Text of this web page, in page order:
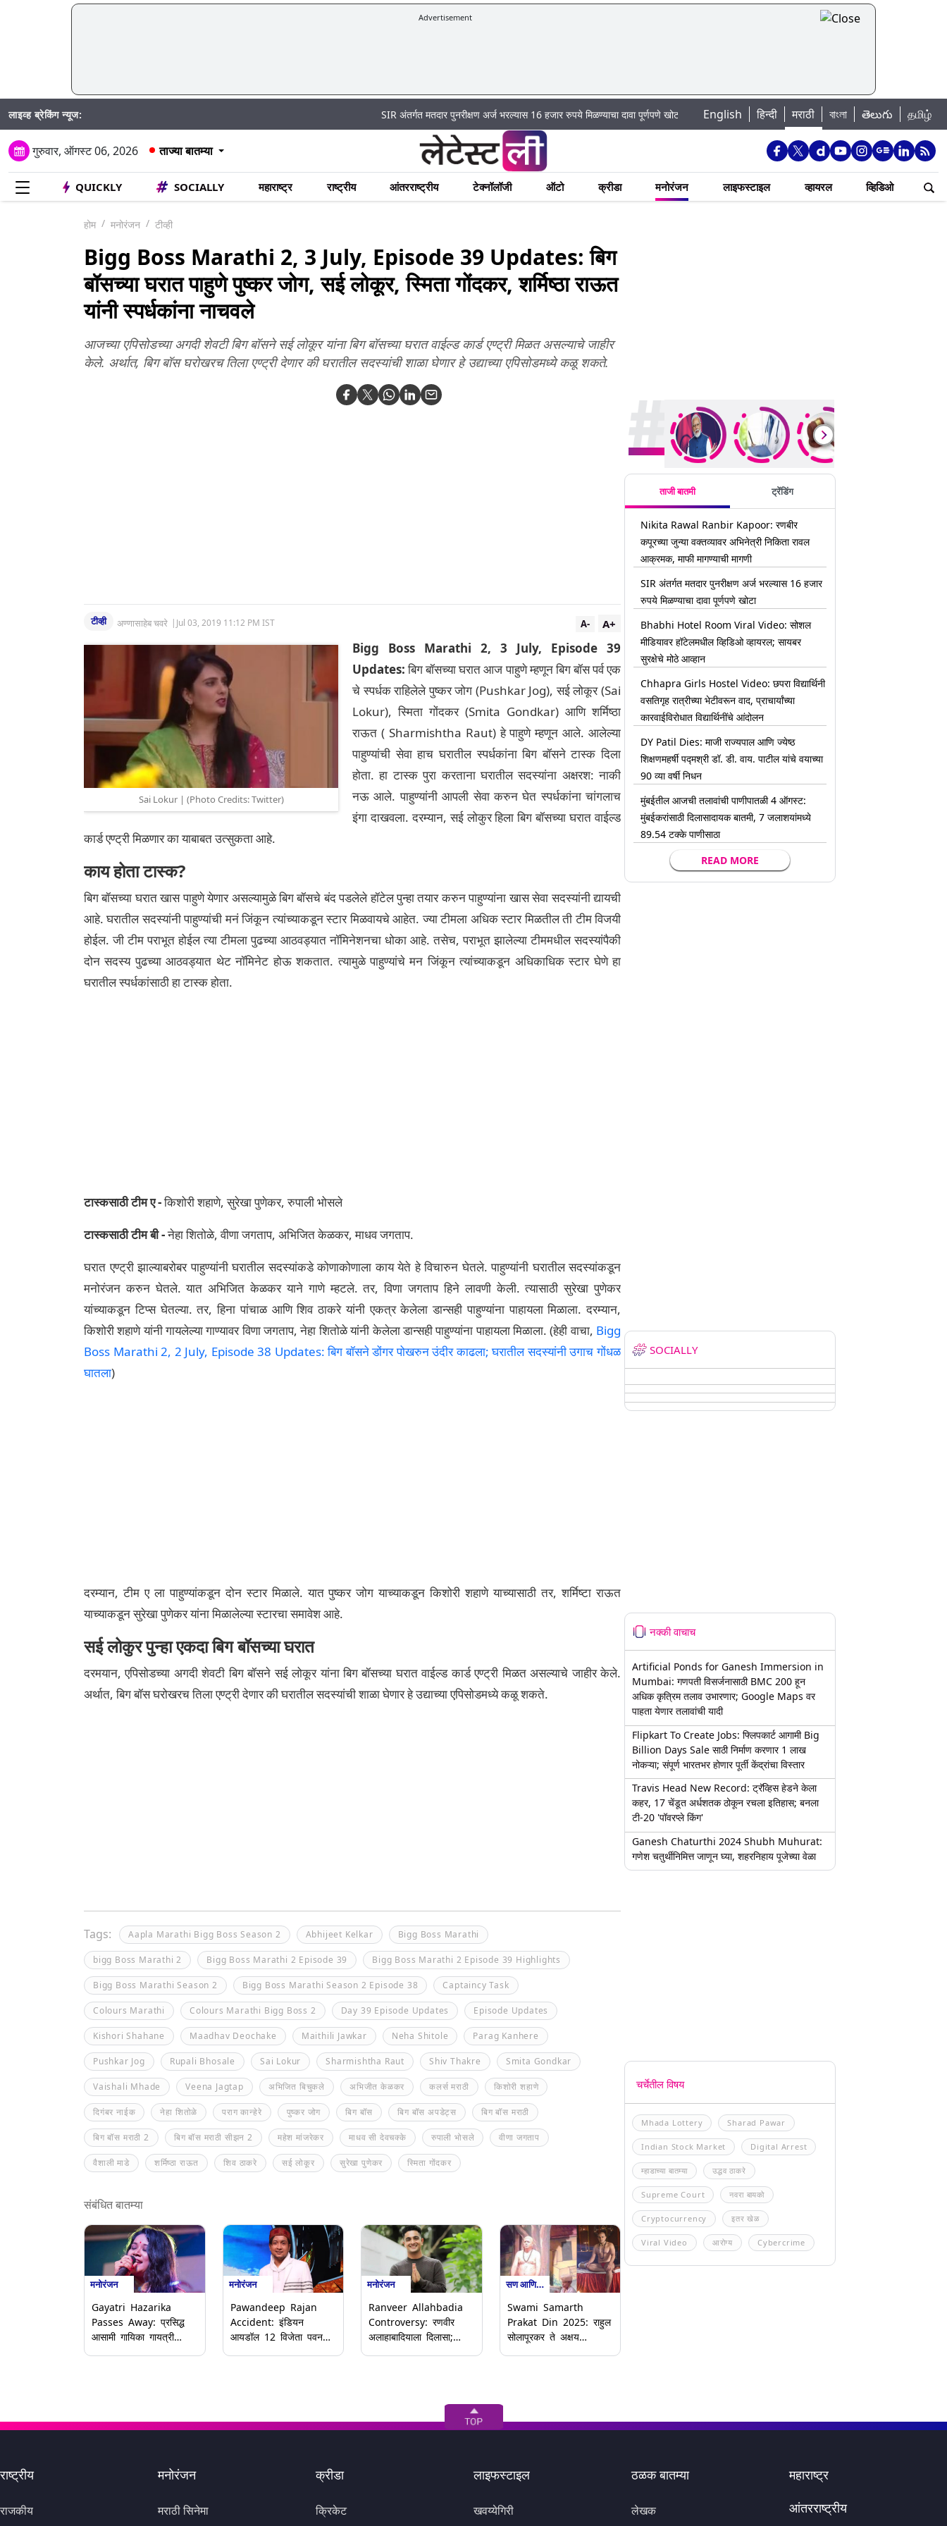
Advertisement
लाइव्ह ब्रेकिंग न्यूज: SIR अंतर्गत मतदार पुनरीक्षण अर्ज भरल्यास 16 हजार रुपये मिळण्याचा दावा पूर्णपणे खोटा|Mumbai Lake Water Levels: मुंबई पाणीपुरवठा अपडेट: शहरातील 7
English हिन्दी मराठी বাংলা తెలుగు தமிழ்
गुरुवार, ऑगस्ट 06, 2026 ताज्या बातम्या
QUICKLY SOCIALLY महाराष्ट्र राष्ट्रीय आंतरराष्ट्रीय टेक्नॉलॉजी ऑटो क्रीडा मनोरंजन लाइफस्टाइल व्हायरल व्हिडिओ
होम मनोरंजन टीव्ही
Bigg Boss Marathi 2, 3 July, Episode 39 Updates: बिग
बॉसच्या घरात पाहुणे पुष्कर जोग, सई लोकूर, स्मिता गोंदकर, शर्मिष्ठा राऊत
यांनी स्पर्धकांना नाचवले
आजच्या एपिसोडच्या अगदी शेवटी बिग बॉसने सई लोकूर यांना बिग बॉसच्या घरात वाईल्ड कार्ड एण्ट्री मिळत असल्याचे जाहीर
केले. अर्थात, बिग बॉस घरोखरच तिला एण्ट्री देणार की घरातील सदस्यांची शाळा घेणार हे उद्याच्या एपिसोडमध्ये कळू शकते.
टीव्ही अण्णासाहेब चवरे | Jul 03, 2019 11:12 PM IST A+
A-
Sai Lokur | (Photo Credits: Twitter)
Bigg Boss Marathi 2, 3 July, Episode 39
Updates:बिग बॉसच्या घरात आज पाहुणे म्हणून बिग बॉस पर्व एक
चे स्पर्धक राहिलेले पुष्कर जोग (Pushkar Jog), सई लोकूर (Sai
Lokur), स्मिता गोंदकर (Smita Gondkar) आणि शर्मिष्ठा
राऊत ( Sharmishtha Raut) हे पाहुणे म्हणून आले. आलेल्या
पाहुण्यांची सेवा हाच घरातील स्पर्धकांना बिग बॉसने टास्क दिला
होता. हा टास्क पुरा करताना घरातील सदस्यांना अक्षरश: नाकी
नऊ आले. पाहुण्यांनी आपली सेवा करुन घेत स्पर्धकांना चांगलाच
इंगा दाखवला. दरम्यान, सई लोकुर हिला बिग बॉसच्या घरात वाईल्ड
कार्ड एण्ट्री मिळणार का याबाबत उत्सुकता आहे.
काय होता टास्क?
बिग बॉसच्या घरात खास पाहुणे येणार असल्यामुळे बिग बॉसचे बंद पडलेले हॉटेल पुन्हा तयार करुन पाहुण्यांना खास सेवा सदस्यांनी द्यायची
आहे. घरातील सदस्यांनी पाहुण्यांची मनं जिंकून त्यांच्याकडून स्टार मिळवायचे आहेत. ज्या टीमला अधिक स्टार मिळतील ती टीम विजयी
होईल. जी टीम पराभूत होईल त्या टीमला पुढच्या आठवड्यात नॉमिनेशनचा धोका आहे. तसेच, पराभूत झालेल्या टीममधील सदस्यांपैकी
दोन सदस्य पुढच्या आठवड्यात थेट नॉमिनेट होऊ शकतात. त्यामुळे पाहुण्यांचे मन जिंकून त्यांच्याकडून अधिकाधिक स्टार घेणे हा
घरातील स्पर्धकांसाठी हा टास्क होता.
टास्कसाठी टीम ए -किशोरी शहाणे, सुरेखा पुणेकर, रुपाली भोसले
टास्कसाठी टीम बी -नेहा शितोळे, वीणा जगताप, अभिजित केळकर, माधव जगताप.
घरात एण्ट्री झाल्याबरोबर पाहुण्यांनी घरातील सदस्यांकडे कोणाकोणाला काय येते हे विचारुन घेतले. पाहुण्यांनी घरातील सदस्यांकडून
मनोरंजन करुन घेतले. यात अभिजित केळकर याने गाणे म्हटले. तर, विणा जगताप हिने लावणी केली. त्यासाठी सुरेखा पुणेकर
यांच्याकडून टिप्स घेतल्या. तर, हिना पांचाळ आणि शिव ठाकरे यांनी एकत्र केलेला डान्सही पाहुण्यांना पाहायला मिळाला. दरम्यान,
किशोरी शहाणे यांनी गायलेल्या गाण्यावर विणा जगताप, नेहा शितोळे यांनी केलेला डान्सही पाहुण्यांना पाहायला मिळाला. (हेही वाचा, Bigg
Boss Marathi 2, 2 July, Episode 38 Updates: बिग बॉसने डोंगर पोखरुन उंदीर काढला; घरातील सदस्यांनी उगाच गोंधळ
घातला)
दरम्यान, टीम ए ला पाहुण्यांकडून दोन स्टार मिळाले. यात पुष्कर जोग याच्याकडून किशोरी शहाणे याच्यासाठी तर, शर्मिष्टा राऊत
याच्याकडून सुरेखा पुणेकर यांना मिळालेल्या स्टारचा समावेश आहे.
सई लोकुर पुन्हा एकदा बिग बॉसच्या घरात
दरमयान, एपिसोडच्या अगदी शेवटी बिग बॉसने सई लोकूर यांना बिग बॉसच्या घरात वाईल्ड कार्ड एण्ट्री मिळत असल्याचे जाहीर केले.
अर्थात, बिग बॉस घरोखरच तिला एण्ट्री देणार की घरातील सदस्यांची शाळा घेणार हे उद्याच्या एपिसोडमध्ये कळू शकते.
Tags: Aapla Marathi Bigg Boss Season 2 Abhijeet Kelkar Bigg Boss Marathi
bigg Boss Marathi 2 Bigg Boss Marathi 2 Episode 39 Bigg Boss Marathi 2 Episode 39 Highlights
Bigg Boss Marathi Season 2 Bigg Boss Marathi Season 2 Episode 38 Captaincy Task
Colours Marathi Colours Marathi Bigg Boss 2 Day 39 Episode Updates Episode Updates
Kishori Shahane Maadhav Deochake Maithili Jawkar Neha Shitole Parag Kanhere
Pushkar Jog Rupali Bhosale Sai Lokur Sharmishtha Raut Shiv Thakre Smita Gondkar
Vaishali Mhade Veena Jagtap अभिजित बिचुकले अभिजीत केळकर कलर्स मराठी किशोरी शहाणे
दिगंबर नाईक नेहा शितोळे पराग कान्हेरे पुष्कर जोग बिग बॉस बिग बॉस अपडेट्स बिग बॉस मराठी
बिग बॉस मराठी 2 बिग बॉस मराठी सीझन 2 महेश मांजरेकर माधव सी देवचक्के रुपाली भोसले वीणा जगताप
वैशाली माडे शर्मिष्ठा राऊत शिव ठाकरे सई लोकूर सुरेखा पुणेकर स्मिता गोंदकर
संबंधित बातम्या
मनोरंजन
Gayatri Hazarika
Passes Away: प्रसिद्ध
आसामी गायिका गायत्री
मनोरंजन
Pawandeep Rajan
Accident: इंडियन
आयडॉल 12 विजेता पवनदीप
मनोरंजन
Ranveer Allahbadia
Controversy: रणवीर
अलाहाबादियाला दिलासा;
सण आणि उत्सव
Swami Samarth
Prakat Din 2025: राहुल
सोलापूरकर ते अक्षय
ताजी बातमी ट्रेंडिंग
Nikita Rawal Ranbir Kapoor: रणबीर
कपूरच्या जुन्या वक्तव्यावर अभिनेत्री निकिता रावल
आक्रमक, माफी मागण्याची मागणी
SIR अंतर्गत मतदार पुनरीक्षण अर्ज भरल्यास 16 हजार
रुपये मिळण्याचा दावा पूर्णपणे खोटा
Bhabhi Hotel Room Viral Video: सोशल
मीडियावर हॉटेलमधील व्हिडिओ व्हायरल; सायबर
सुरक्षेचे मोठे आव्हान
Chhapra Girls Hostel Video: छपरा विद्यार्थिनी
वसतिगृह रात्रीच्या भेटीवरून वाद, प्राचार्यांच्या
कारवाईविरोधात विद्यार्थिनींचे आंदोलन
DY Patil Dies: माजी राज्यपाल आणि ज्येष्ठ
शिक्षणमहर्षी पद्मश्री डॉ. डी. वाय. पाटील यांचे वयाच्या
90 व्या वर्षी निधन
मुंबईतील आजची तलावांची पाणीपातळी 4 ऑगस्ट:
मुंबईकरांसाठी दिलासादायक बातमी, 7 जलाशयांमध्ये
89.54 टक्के पाणीसाठा
READ MORE
SOCIALLY
नक्की वाचाच
Artificial Ponds for Ganesh Immersion in
Mumbai: गणपती विसर्जनासाठी BMC 200 हून
अधिक कृत्रिम तलाव उभारणार; Google Maps वर
पाहता येणार तलावांची यादी
Flipkart To Create Jobs: फ्लिपकार्ट आगामी Big
Billion Days Sale साठी निर्माण करणार 1 लाख
नोकऱ्या; संपूर्ण भारतभर होणार पूर्ती केंद्रांचा विस्तार
Travis Head New Record: ट्रॅव्हिस हेडने केला
कहर, 17 चेंडूत अर्धशतक ठोकून रचला इतिहास; बनला
टी-20 'पॉवरप्ले किंग'
Ganesh Chaturthi 2024 Shubh Muhurat:
गणेश चतुर्थीनिमित्त जाणून घ्या, शहरनिहाय पूजेच्या वेळा
चर्चेतील विषय
Mhada Lottery Sharad Pawar
Indian Stock Market Digital Arrest
म्हाडाच्या बातम्या उद्धव ठाकरे
Supreme Court नवरा बायको
Cryptocurrency इतर खेळ
Viral Video आरोग्य Cybercrime
राष्ट्रीय
राजकीय
मनोरंजन
मराठी सिनेमा
क्रीडा
क्रिकेट
लाइफस्टाइल
खवय्येगिरी
ठळक बातम्या
लेखक
महाराष्ट्र
आंतरराष्ट्रीय